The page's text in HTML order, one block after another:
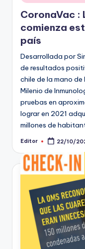
en
CoronaVac :
comienza
país
Desarrollada por
de resultados
chile de la mano
Milenio de
pruebas en
lograr en 2021
millones de
Publicado
Editor 22/10/